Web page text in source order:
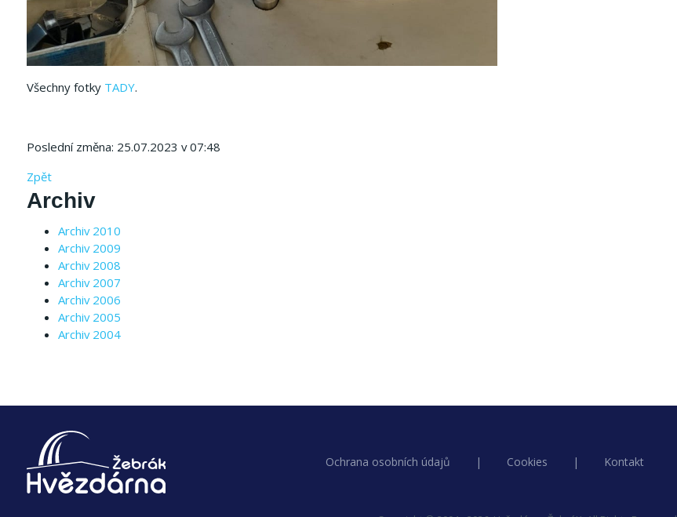
Všechny fotky TADY.
Poslední změna: 25.07.2023 v 07:48
Zpět
Archiv
Archiv 2010
Archiv 2009
Archiv 2008
Archiv 2007
Archiv 2006
Archiv 2005
Archiv 2004
Ochrana osobních údajů | Cookies | Kontakt